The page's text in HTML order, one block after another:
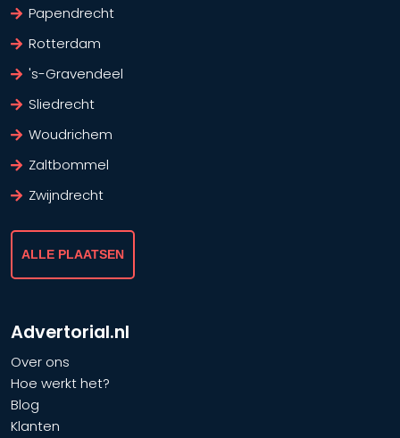
Advertorial.nl
Over ons
Hoe werkt het?
Blog
Klanten
Papendrecht
Rotterdam
's-Gravendeel
Sliedrecht
Woudrichem
Zaltbommel
Zwijndrecht
ALLE PLAATSEN